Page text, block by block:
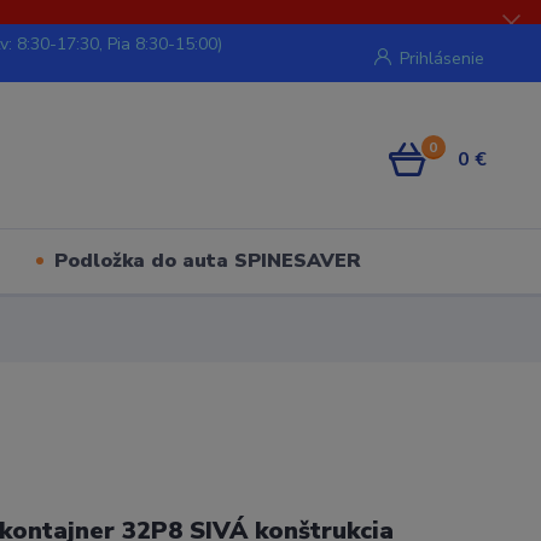
Prihlásenie
8:30-17:30, Pia 8:30-15:00)
0 0 €
Podložka do auta SPINESAVER
32P8 SIVÁ konštrukcia